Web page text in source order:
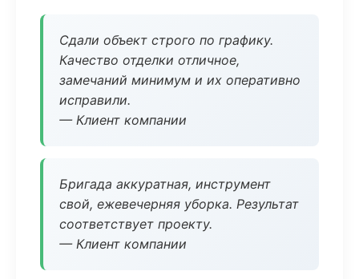
Сдали объект строго по графику.
Качество отделки отличное,
замечаний минимум и их оперативно
исправили.
— Клиент компании
Бригада аккуратная, инструмент
свой, ежевечерняя уборка. Результат
соответствует проекту.
— Клиент компании